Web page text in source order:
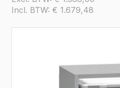
Incl. BTW: € 1.679,48